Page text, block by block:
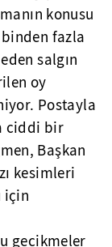
konusu
fazla
salgın
oy
Postayla
ciddi bir
Başkan
kesimleri
için
gecikmeler